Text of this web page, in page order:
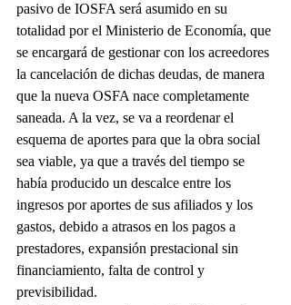
pasivo de IOSFA será asumido en su
totalidad por el Ministerio de Economía, que
se encargará de gestionar con los acreedores
la cancelación de dichas deudas, de manera
que la nueva OSFA nace completamente
saneada. A la vez, se va a reordenar el
esquema de aportes para que la obra social
sea viable, ya que a través del tiempo se
había producido un descalce entre los
ingresos por aportes de sus afiliados y los
gastos, debido a atrasos en los pagos a
prestadores, expansión prestacional sin
financiamiento, falta de control y
previsibilidad.